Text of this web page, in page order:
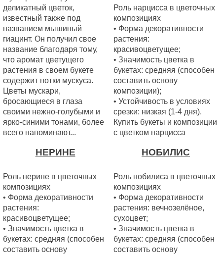
деликатный цветок,
известный также под
названием мышиный
гиацинт. Он получил свое
название благодаря тому,
что аромат цветущего
растения в своем букете
содержит нотки мускуса.
Цветы мускари,
бросающиеся в глаза
своими нежно-голубыми и
ярко-синими тонами, более
всего напоминают...
Роль нарцисса в цветочных
композициях
• Форма декоративности
растения:
красивоцветущее;
• Значимость цветка в
букетах: средняя (способен
составить основу
композиции);
• Устойчивость в условиях
срезки: низкая (1-4 дня).
Купить букеты и композиции
с цветком нарцисса
НЕРИНЕ
Роль нерине в цветочных
композициях
• Форма декоративности
растения:
красивоцветущее;
• Значимость цветка в
букетах: средняя (способен
составить основу
НОБИЛИС
Роль нобилиса в цветочных
композициях
• Форма декоративности
растения: вечнозелёное,
сухоцвет;
• Значимость цветка в
букетах: средняя (способен
составить основу